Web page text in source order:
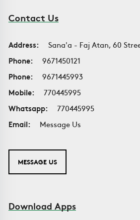
Contact Us
Address:
Sana'a - Faj Atan, 60
Phone:
9671450121
Phone:
9671445993
Mobile:
770445995
Whatsapp:
770445995
Email:
Message Us
MESSAGE US
Download Apps